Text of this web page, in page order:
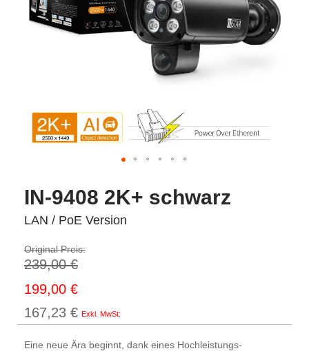
IN-9408 2K+ schwarz
LAN / PoE Version
Original Preis:
239,00 €
Sonderpreis
199,00 €
167,23 €
Eine neue Ära beginnt, dank eines Hochleistungs-